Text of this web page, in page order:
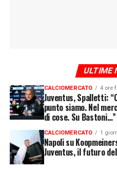
ULTIME
CALCIOMERCATO 4 ore
Juventus, Spalletti:
punto siamo. Nel
di cose. Su Bastoni…”
CALCIOMERCATO 1
Napoli su
Juventus, il futuro